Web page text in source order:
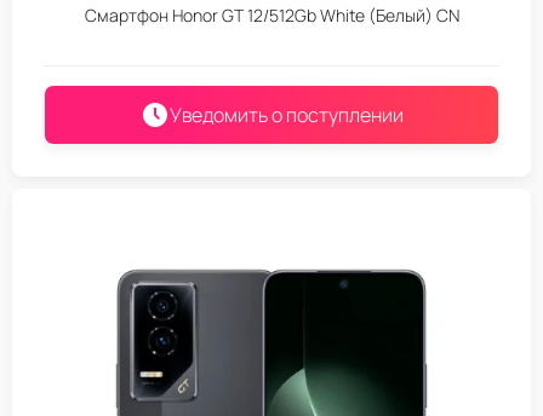
Смартфон Honor GT 12/512Gb White (Белый) CN
Уведомить о поступлении